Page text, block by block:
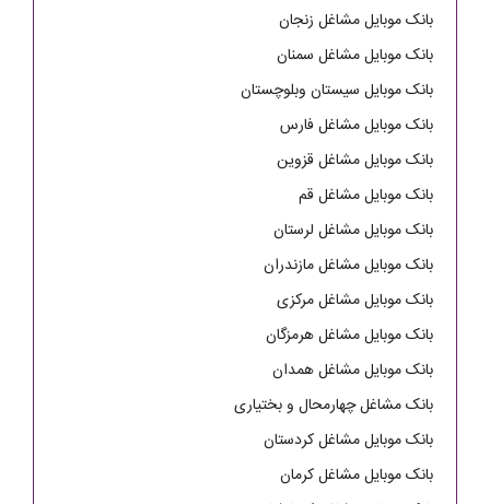
بانک موبایل مشاغل زنجان
بانک موبایل مشاغل سمنان
بانک موبایل سیستان وبلوچستان
بانک موبایل مشاغل فارس
بانک موبایل مشاغل قزوین
بانک موبایل مشاغل قم
بانک موبایل مشاغل لرستان
بانک موبایل مشاغل مازندران
بانک موبایل مشاغل مرکزی
بانک موبایل مشاغل هرمزگان
بانک موبایل مشاغل همدان
بانک مشاغل چهارمحال و بختیاری
بانک موبایل مشاغل کردستان
بانک موبایل مشاغل کرمان